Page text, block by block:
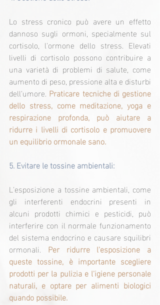
Lo stress cronico può avere un effetto
dannoso sugli ormoni, specialmente sul
cortisolo, l'ormone dello stress. Elevati
livelli di cortisolo possono contribuire a
una varietà di problemi di salute, come
aumento di peso, pressione alta e disturbi
dell'umore. Praticare tecniche di gestione
dello stress, come meditazione, yoga e
respirazione profonda, può aiutare a
ridurre i livelli di cortisolo e promuovere
un equilibrio ormonale sano.
5. Evitare le tossine ambientali:
L'esposizione a tossine ambientali, come
gli interferenti endocrini presenti in
alcuni prodotti chimici e pesticidi, può
interferire con il normale funzionamento
del sistema endocrino e causare squilibri
ormonali. Per ridurre l'esposizione a
queste tossine, è importante scegliere
prodotti per la pulizia e l'igiene personale
naturali, e optare per alimenti biologici
quando possibile.